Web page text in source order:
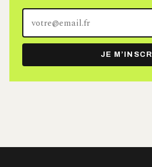
adresse
e-
mail
JE